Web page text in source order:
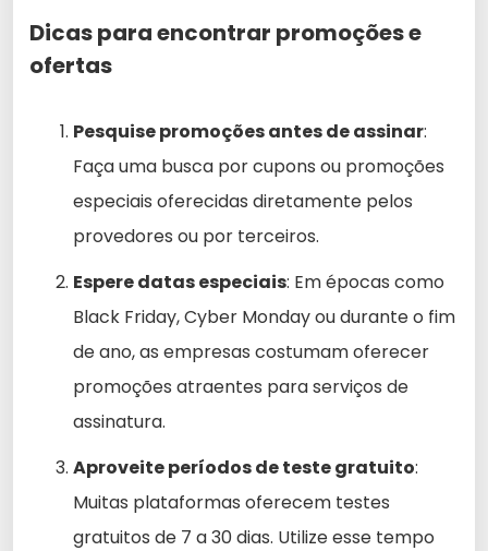
Dicas para encontrar promoções e
ofertas
Pesquise promoções antes de assinar:
Faça uma busca por cupons ou promoções
especiais oferecidas diretamente pelos
provedores ou por terceiros.
Espere datas especiais: Em épocas como
Black Friday, Cyber Monday ou durante o fim
de ano, as empresas costumam oferecer
promoções atraentes para serviços de
assinatura.
Aproveite períodos de teste gratuito:
Muitas plataformas oferecem testes
gratuitos de 7 a 30 dias. Utilize esse tempo